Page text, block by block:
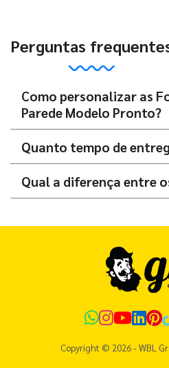
Perguntas
Como personalizar as
Parede Modelo Pronto?
Quanto tempo de
Qual a diferença entre
Copyright © 2026 - WBL